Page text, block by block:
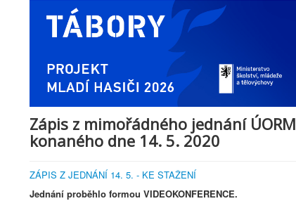
Zápis z mimořádného jednání ÚORM
konaného dne 14. 5. 2020
ZÁPIS Z JEDNÁNÍ 14. 5. - KE STAŽENÍ
Jednání proběhlo formou VIDEOKONFERENCE.